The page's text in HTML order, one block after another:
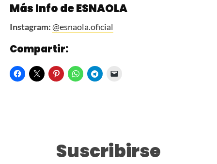
Más Info de ESNAOLA
Instagram:@esnaola.oficial
Compartir:
Suscribirse